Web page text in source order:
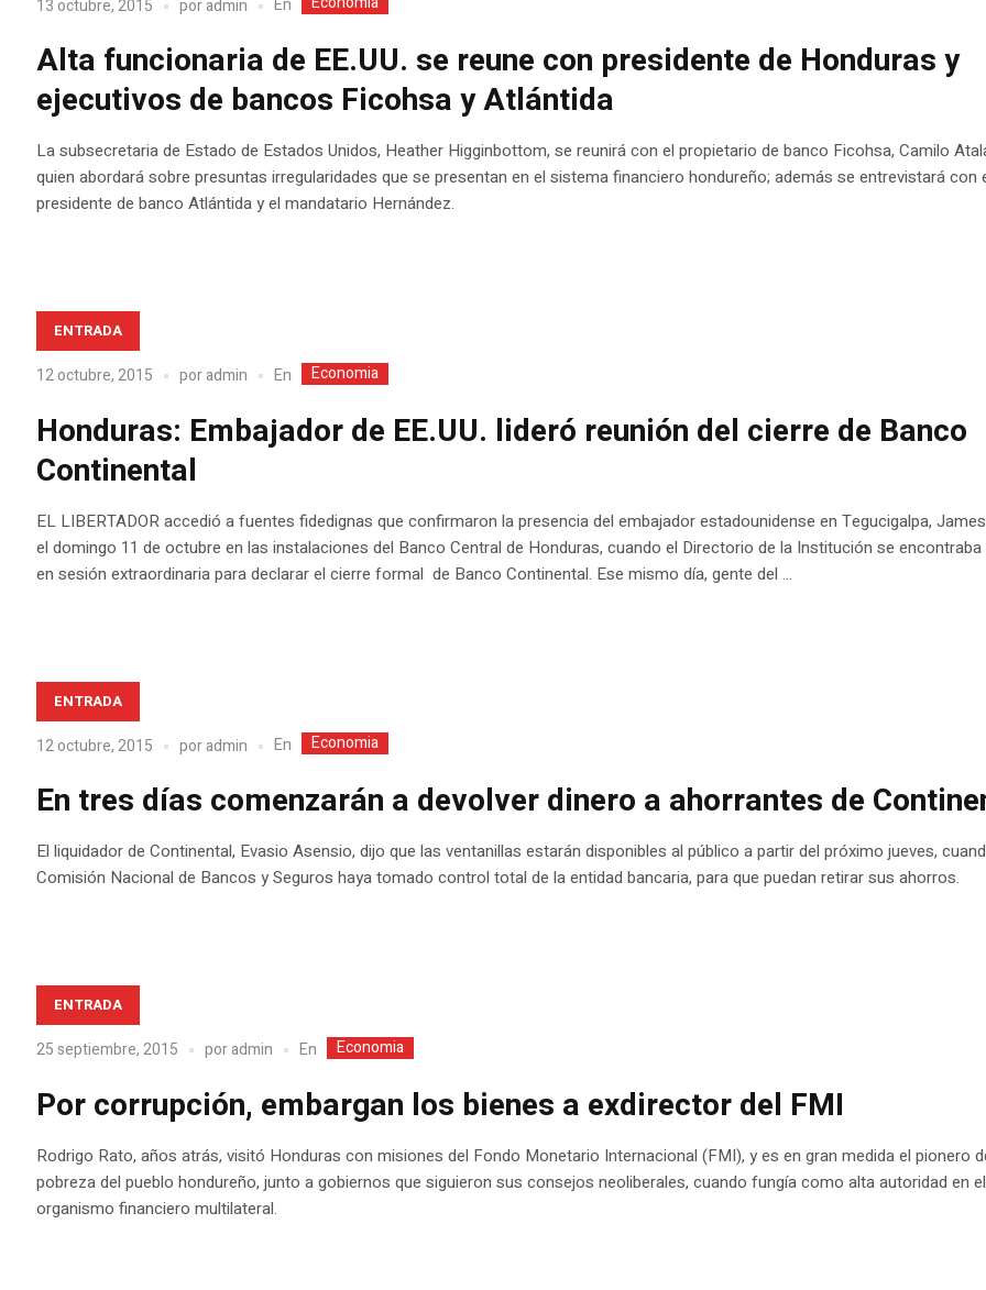
13 octubre, 2015 poradmin En
Alta funcionaria de EE.UU. se reune con presidente de Honduras y
ejecutivos de bancos Ficohsa y Atlántida
La subsecretaria de Estado de Estados Unidos, Heather Higginbottom, se reunirá con el propietario de banco Ficohsa, Camilo
quien abordará sobre presuntas irregularidades que se presentan en el sistema financiero hondureño; además se entrevistará con
presidente de banco Atlántida y el mandatario Hernández.
ENTRADA
12 octubre, 2015 poradmin En Economia
Honduras: Embajador de EE.UU. lideró reunión del cierre de Banco
Continental
EL LIBERTADOR accedió a fuentes fidedignas que confirmaron la presencia del embajador estadounidense en Tegucigalpa,
el domingo 11 de octubre en las instalaciones del Banco Central de Honduras, cuando el Directorio de la Institución se encontraba
en sesión extraordinaria para declarar el cierre formal de Banco Continental. Ese mismo día, gente del ...
ENTRADA
12 octubre, 2015 poradmin En Economia
En tres días comenzarán a devolver dinero a ahorrantes de
El liquidador de Continental, Evasio Asensio, dijo que las ventanillas estarán disponibles al público a partir del próximo jueves,
Comisión Nacional de Bancos y Seguros haya tomado control total de la entidad bancaria, para que puedan retirar sus ahorros.
ENTRADA
25 septiembre, 2015 poradmin En Economia
Por corrupción, embargan los bienes a exdirector del FMI
Rodrigo Rato, años atrás, visitó Honduras con misiones del Fondo Monetario Internacional (FMI), y es en gran medida el pionero
pobreza del pueblo hondureño, junto a gobiernos que siguieron sus consejos neoliberales, cuando fungía como alta autoridad en el
organismo financiero multilateral.